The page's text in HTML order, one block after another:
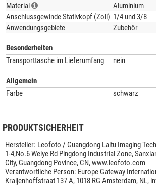
Material
Aluminium
Anschlussgewinde Stativkopf (Zoll) 1/4 und 3/8
Anwendungsgebiete
Zubehör
Besonderheiten
Transporttasche im Lieferumfang
nein
Allgemein
Farbe
schwarz
PRODUKTSICHERHEIT
Hersteller: Leofoto / Guangdong Laitu Imaging
1-4,No.6 Weiye Rd Pingdong Industrial Zone,
City, Guangdong Povince, CN, www.leofoto.com
Verantwortliche Person: Europe Gateway
Kraijenhoffstraat 137 A, 1018 RG Amsterdam, NL,